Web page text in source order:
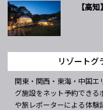
【高
リゾートグ
関東・関西・東海・中国エ
グ施設をネット予約できる
や旅レポーターによる体験